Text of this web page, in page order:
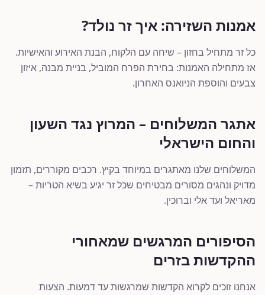
אמנות השזירה: איך זר נולד?
כל זר מתחיל בחזון – שיחה עם הלקוח, הבנת האירוע והאישיות.
אז מתחילה האמנות: בחירת הפרח המוביל, בניית מבנה, איזון
צבעים והוספת הניואנס האחרון.
אתגר המשלוחים – המרוץ נגד השעון
והחום הישראלי
המשלוחים שלנו מאתגרים במיוחד בקיץ. רכבים מקוררים, תזמון
מדויק ונהגים מסורים מבטיחים שכל זר יגיע בשיא הטריות –
מאריאל ועד אלי וברוכין.
הסיפורים המרגשים שמאחורי
ההקדשות בזרים
אנחנו זוכים לקרוא הקדשות שמרגשות עד דמעות. הצעות